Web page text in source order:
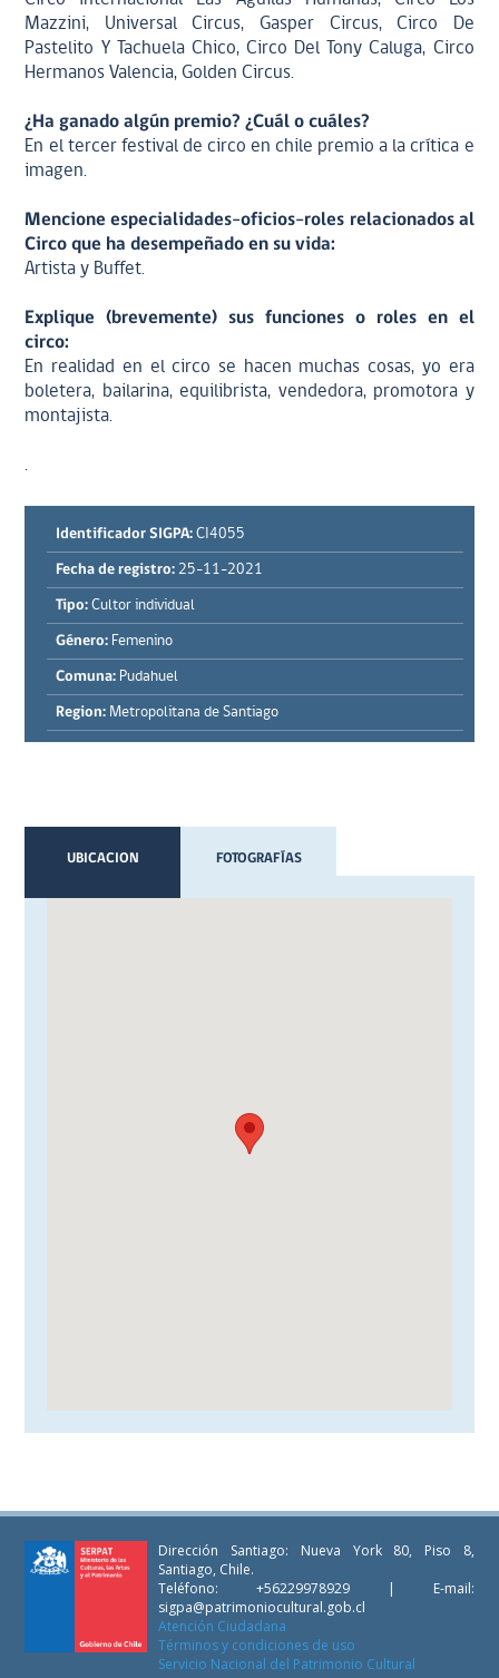
Mazzini, Universal Circus, Gasper Circus, Circo De
Pastelito Y Tachuela Chico, Circo Del Tony Caluga, Circo
Hermanos Valencia, Golden Circus.
¿Ha ganado algún premio? ¿Cuál o cuáles?
En el tercer festival de circo en chile premio a la crítica e
imagen.
Mencione especialidades-oficios-roles relacionados al
Circo que ha desempeñado en su vida:
Artista y Buffet.
Explique (brevemente) sus funciones o roles en el
circo:
En realidad en el circo se hacen muchas cosas, yo era
boletera, bailarina, equilibrista, vendedora, promotora y
montajista.
.
Identificador SIGPA: CI4055
Fecha de registro: 25-11-2021
Tipo: Cultor individual
Género: Femenino
Comuna: Pudahuel
Region: Metropolitana de Santiago
UBICACION FOTOGRAFÍAS
Dirección Santiago: Nueva York 80, Piso 8,
Santiago, Chile.
Teléfono: +56229978929 | E-mail:
sigpa@patrimoniocultural.gob.cl
Atención Ciudadana
Términos y condiciones de uso
Servicio Nacional del Patrimonio Cultural